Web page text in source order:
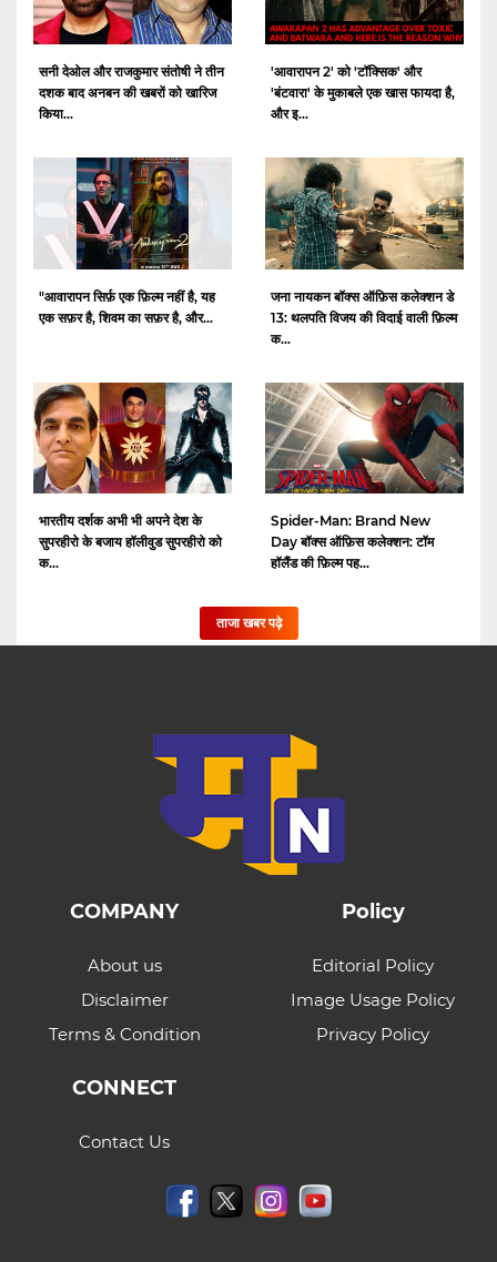
सनी देओल और राजकुमार संतोषी ने तीन
दशक बाद अनबन की खबरों को खारिज
किया...
'आवारापन 2' को 'टॉक्सिक' और
'बंटवारा' के मुकाबले एक खास फायदा है,
और इ...
"आवारापन सिर्फ़ एक फ़िल्म नहीं है, यह
एक सफ़र है, शिवम का सफ़र है, और...
जना नायकन बॉक्स ऑफ़िस कलेक्शन डे
13: थलपति विजय की विदाई वाली फ़िल्म
क...
भारतीय दर्शक अभी भी अपने देश के
सुपरहीरो के बजाय हॉलीवुड सुपरहीरो को
क...
Spider-Man: Brand New
Day बॉक्स ऑफ़िस कलेक्शन: टॉम
हॉलैंड की फ़िल्म पह...
ताजा खबर पढ़े
COMPANY
About us
Disclaimer
Terms & Condition
Policy
Editorial Policy
Image Usage Policy
Privacy Policy
CONNECT
Contact Us